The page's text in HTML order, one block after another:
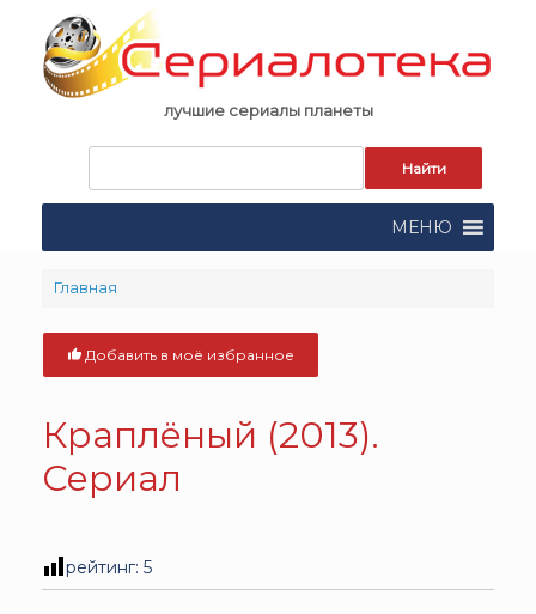
content
лучшие сериалы планеты
поиска:
МЕНЮ
Главная
Добавить в моё избранное
Краплёный (2013).
Сериал
рейтинг: 5